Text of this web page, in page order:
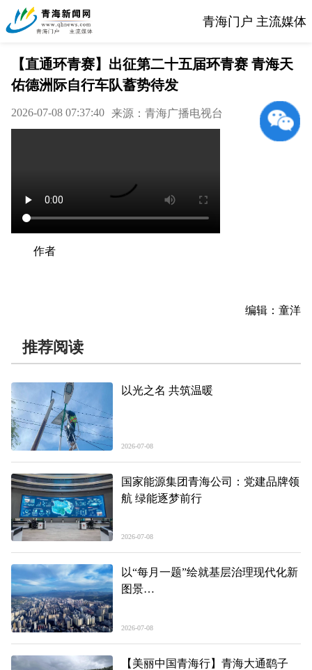
青海门户 主流媒体
【直通环青赛】出征第二十五届环青赛 青海天
佑德洲际自行车队蓄势待发
2026-07-08 07:37:40 来源：青海广播电视台
作者
编辑：童洋
推荐阅读
以光之名 共筑温暖
2026-07-08
国家能源集团青海公司：党建品牌领
航 绿能逐梦前行
2026-07-08
以“每月一题”绘就基层治理现代化新
图景
2026-07-08
【美丽中国青海行】青海大通鹞子